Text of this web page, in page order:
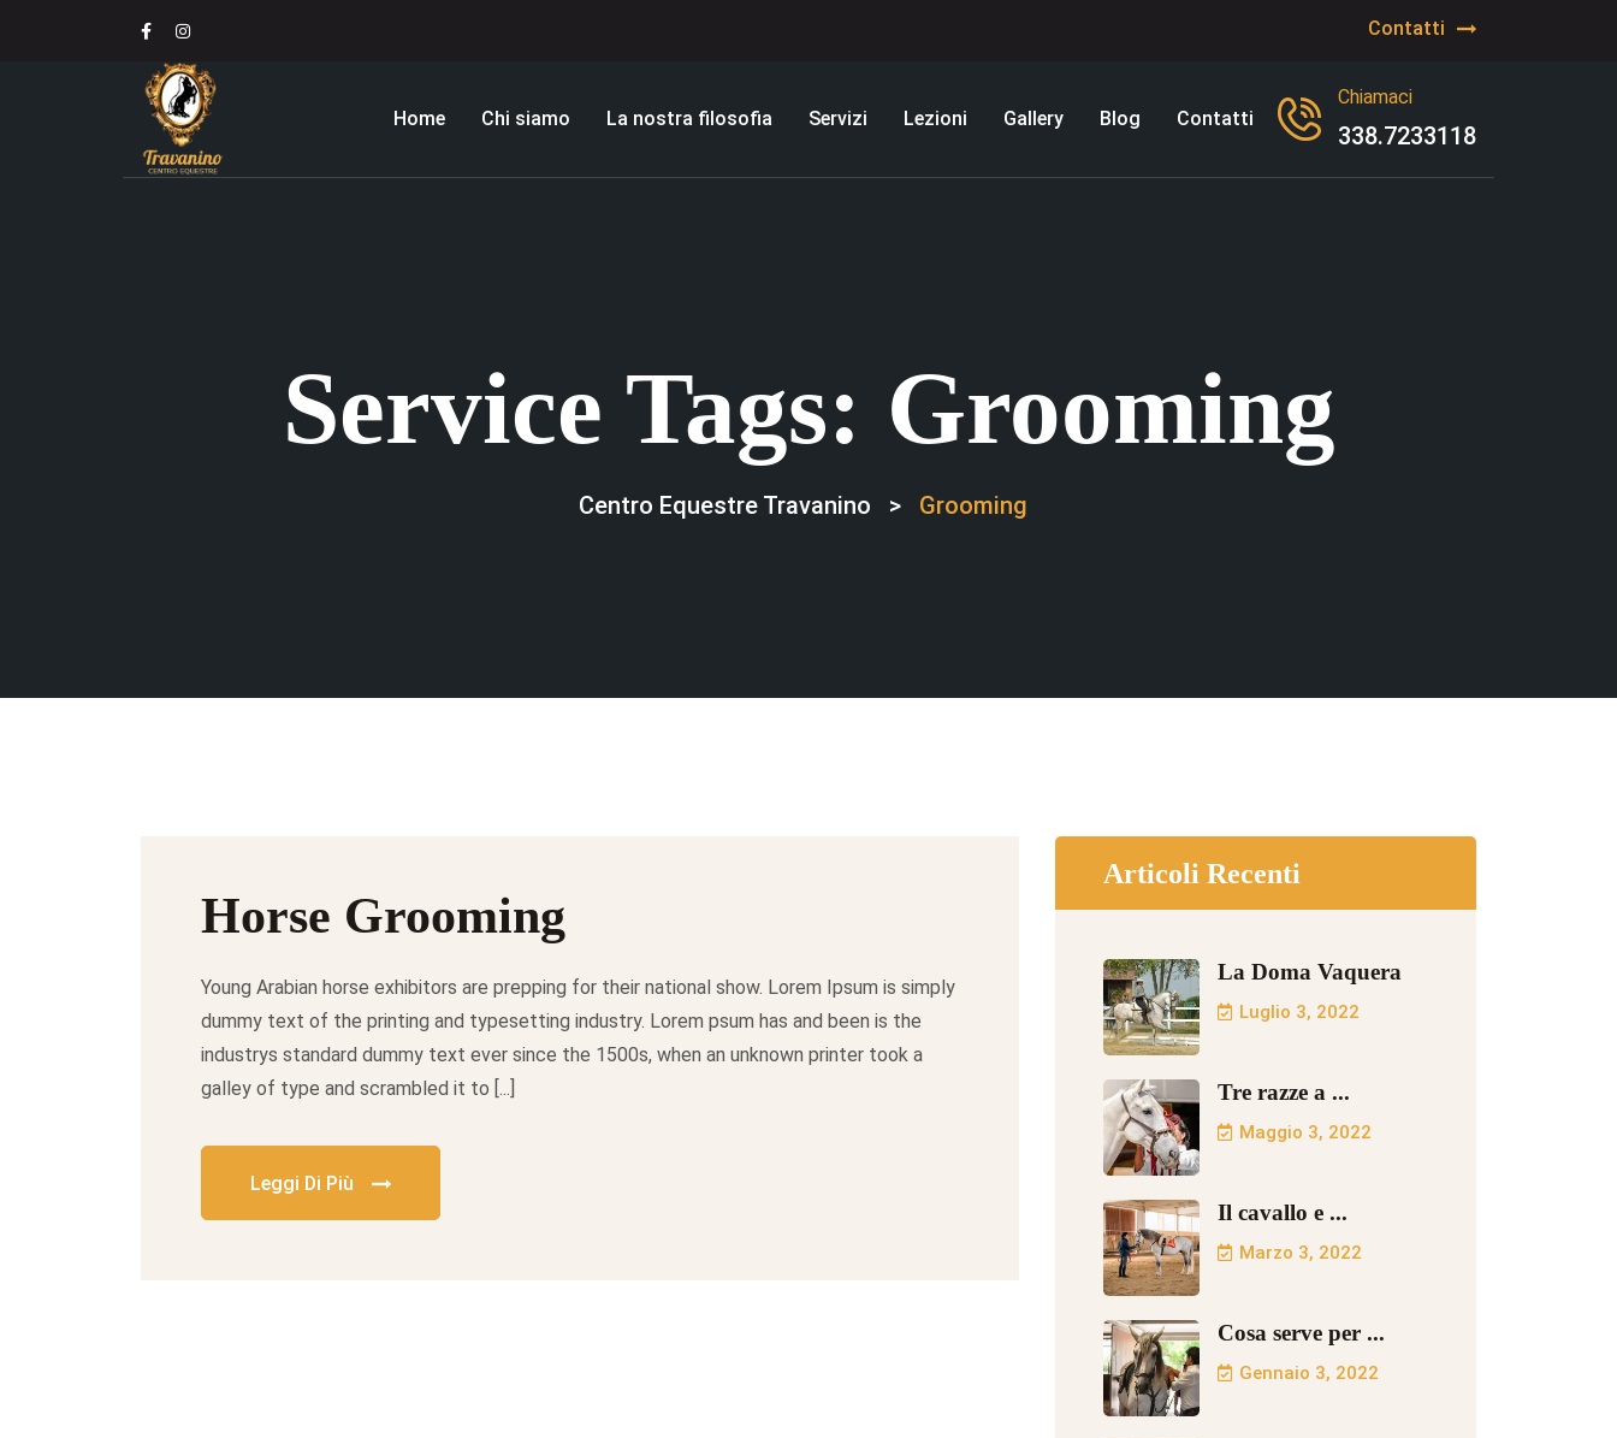
Contatti
Home Chi siamo La nostra filosofia Servizi Lezioni Gallery Blog Contatti
Chiamaci
338.7233118
Service Tags: Grooming
Centro Equestre Travanino > Grooming
Horse Grooming
Young Arabian horse exhibitors are prepping for their national show. Lorem Ipsum is simply
dummy text of the printing and typesetting industry. Lorem psum has and been is the
industrys standard dummy text ever since the 1500s, when an unknown printer took a
galley of type and scrambled it to [...]
Leggi Di Più
Articoli Recenti
La Doma Vaquera
Luglio 3, 2022
Tre razze a ...
Maggio 3, 2022
Il cavallo e ...
Marzo 3, 2022
Cosa serve per ...
Gennaio 3, 2022